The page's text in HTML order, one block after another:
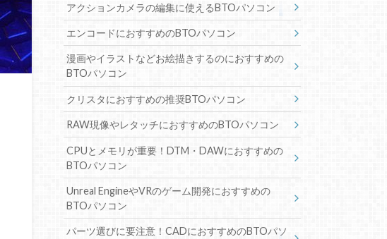
アクションカメラの編集に使えるBTOパソコン
エンコードにおすすめのBTOパソコン
漫画やイラストなどお絵描きするのにおすすめの
BTOパソコン
クリスタにおすすめの推奨BTOパソコン
RAW現像やレタッチにおすすめのBTOパソコン
CPUとメモリが重要！DTM・DAWにおすすめの
BTOパソコン
Unreal EngineやVRのゲーム開発におすすめの
BTOパソコン
パーツ選びに要注意！CADにおすすめのBTOパソ